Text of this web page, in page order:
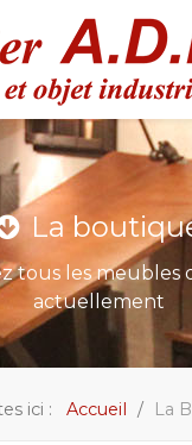
La
tous les meubles
actuellement
ici : Accueil La